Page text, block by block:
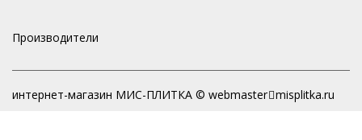
Производители
интернет-магазин МИС-ПЛИТКА © webmaster misplitka.ru